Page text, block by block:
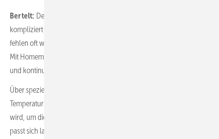
Bertelt: Der hydraulische Abgleich ist in der Praxis äußerst
kompliziert umzusetzen, denn insbesondere im Gebäudebestand
fehlen oft wichtige Informationen über das vorhandene Rohrnetz.
Mit Homematic IP erfolgt der hydraulische Abgleich automatisiert
und kontinuierlich.
Über spezielle Sensoren überwachen unsere Produkte die
Temperatur im Raum und analysieren, wie viel Heizwasser benötigt
wird, um die gewünschte Solltemperatur zu erreichen. Das System
passt sich laufend an veränderte Bedingungen an und sorgt für eine